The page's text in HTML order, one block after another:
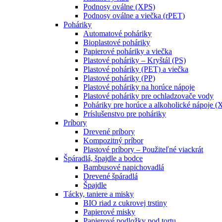
Podnosy oválne (XPS)
Podnosy oválne a viečka (rPET)
Poháriky
Automatové poháriky
Bioplastové poháriky
Papierové poháriky a viečka
Plastové poháriky – Kryštál (PS)
Plastové poháriky (PET) a viečka
Plastové poháriky (PP)
Plastové poháriky na horúce nápoje
Plastové poháriky pre ochladzovače vody
Poháriky pre horúce a alkoholické nápoje
Príslušenstvo pre poháriky
Príbory
Drevené príbory
Kompozitný príbor
Plastové príbory – Použiteľné viackrát
Špáradlá, špajdle a bodce
Bambusové napichovadlá
Drevené špáradlá
Špajdle
Tácky, taniere a misky
BIO riad z cukrovej trstiny
Papierové misky